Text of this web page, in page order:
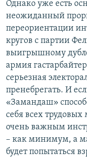
Однако уже есть
неожиданный
переориентации
кругов с партии
выигрышному
армия
серьезная
пренебрегать. И
«Замандаш»
себя всех
очень важным
– как минимум, а
будет попытаться